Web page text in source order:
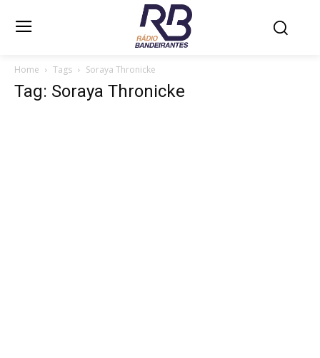
Home Tags Soraya Thronicke
Tag: Soraya Thronicke